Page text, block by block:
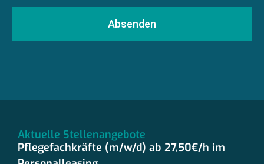
Absenden
Aktuelle Stellenangebote
Pflegefachkräfte (m/w/d) ab 27,50€/h im